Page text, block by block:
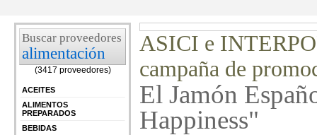
Buscar proveedores
alimentación
(3417 proveedores)
ACEITES
ALIMENTOS
PREPARADOS
BEBIDAS
ASICI e
campaña de
El Jamón
Happiness"